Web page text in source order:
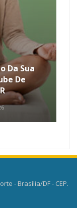
Da Sua
De
- Brasília/DF - CEP.